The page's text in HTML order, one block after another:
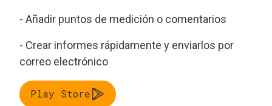
- Añadir puntos de medición o comentarios
- Crear informes rápidamente y enviarlos por
correo electrónico
Play Store